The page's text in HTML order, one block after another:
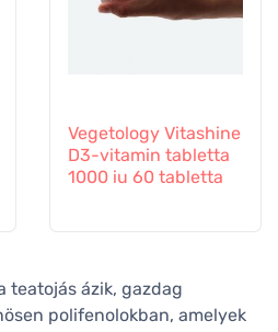
Vegetology Vitashine
D3-vitamin tabletta
1000 iu 60 tabletta
teatojás ázik, gazdag
polifenolokban, amelyek